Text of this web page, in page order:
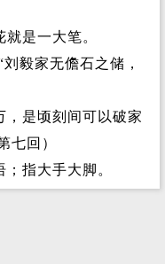
是一大笔。
毅家无儋石之储，
，是顷刻间可以破家
七回）
指大手大脚。